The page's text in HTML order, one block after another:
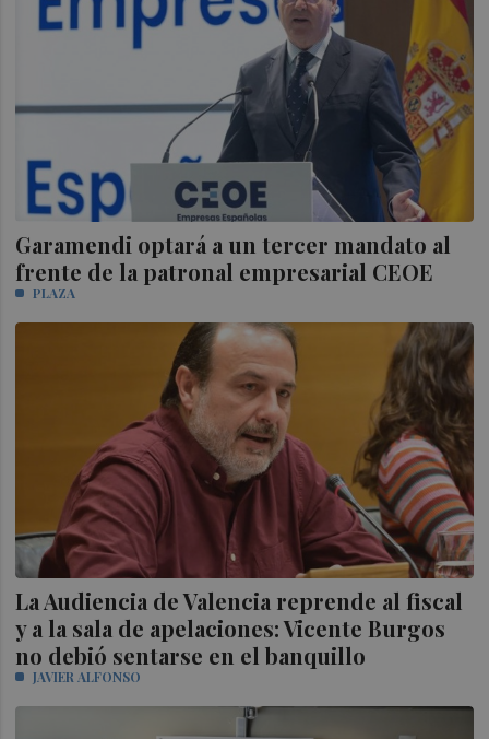
Garamendi optará a un tercer mandato al
frente de la patronal empresarial CEOE
PLAZA
La Audiencia de Valencia reprende al fiscal
y a la sala de apelaciones: Vicente Burgos
no debió sentarse en el banquillo
JAVIER ALFONSO